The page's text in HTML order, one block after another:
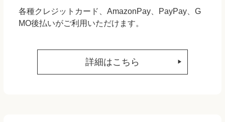
各種クレジットカード、AmazonPay、PayPay、G
MO後払いがご利用いただけます。
詳細はこちら